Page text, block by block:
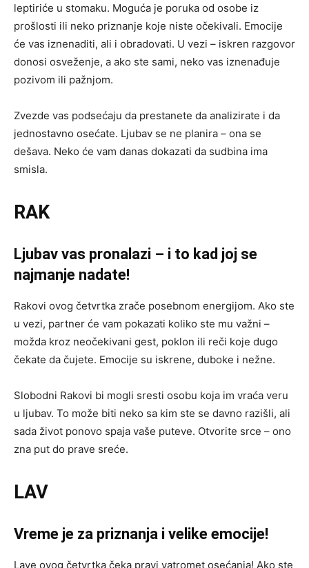
leptiriće u stomaku. Moguća je poruka od osobe iz
prošlosti ili neko priznanje koje niste očekivali. Emocije
će vas iznenaditi, ali i obradovati. U vezi – iskren razgovor
donosi osveženje, a ako ste sami, neko vas iznenađuje
pozivom ili pažnjom.
Zvezde vas podsećaju da prestanete da analizirate i da
jednostavno osećate. Ljubav se ne planira – ona se
dešava. Neko će vam danas dokazati da sudbina ima
smisla.
RAK
Ljubav vas pronalazi – i to kad joj se
najmanje nadate!
Rakovi ovog četvrtka zrače posebnom energijom. Ako ste
u vezi, partner će vam pokazati koliko ste mu važni –
možda kroz neočekivani gest, poklon ili reči koje dugo
čekate da čujete. Emocije su iskrene, duboke i nežne.
Slobodni Rakovi bi mogli sresti osobu koja im vraća veru
u ljubav. To može biti neko sa kim ste se davno razišli, ali
sada život ponovo spaja vaše puteve. Otvorite srce – ono
zna put do prave sreće.
LAV
Vreme je za priznanja i velike emocije!
Lave ovog četvrtka čeka pravi vatromet osećanja! Ako ste